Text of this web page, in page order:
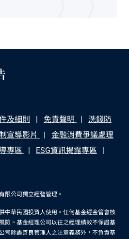
及細則 免責聲明
洗錢防
宣導影片
金融消費爭議處理
專區
ESG資訊揭露專區
限公司獨立經營管理。
中華民國投資人使用。任何基金經金管會核
險。基金經理公司以往之經理績效不保證基
司除盡善良管理人之注意義務外，不負責基